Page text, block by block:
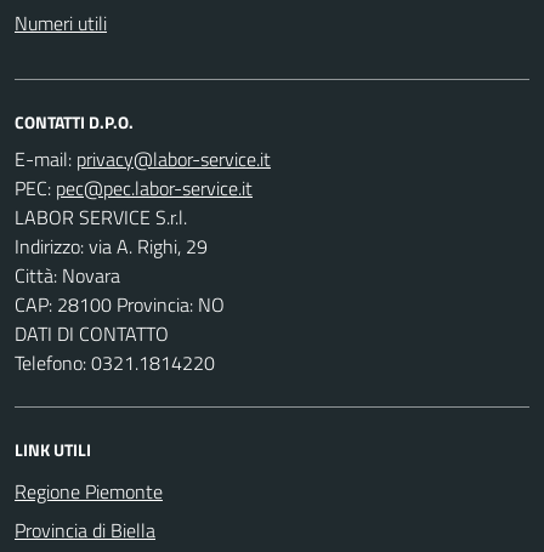
Numeri utili
CONTATTI D.P.O.
E-mail:
PEC:
LABOR SERVICE S.r.l.
Indirizzo: via A. Righi, 29
Città: Novara
CAP: 28100 Provincia: NO
DATI DI CONTATTO
Telefono: 0321.1814220
LINK UTILI
Regione Piemonte
Provincia di Biella